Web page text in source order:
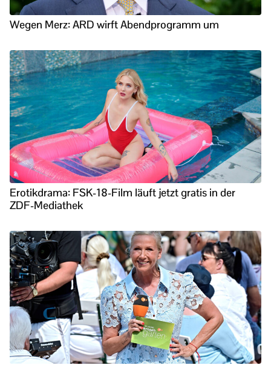
Wegen Merz: ARD wirft Abendprogramm um
Erotikdrama: FSK-18-Film läuft jetzt gratis in der
ZDF-Mediathek